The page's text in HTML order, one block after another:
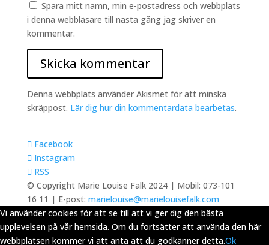
Spara mitt namn, min e-postadress och webbplats
i denna webbläsare till nästa gång jag skriver en
kommentar.
Denna webbplats använder Akismet för att minska
skräppost. Lär dig hur din kommentardata bearbetas.
Facebook
Instagram
RSS
© Copyright Marie Louise Falk 2024 | Mobil: 073-101
16 11 | E-post: marielouise@marielouisefalk.com
Vi använder cookies för att se till att vi ger dig den bästa
upplevelsen på vår hemsida. Om du fortsätter att använda den här
webbplatsen kommer vi att anta att du godkänner detta.Ok